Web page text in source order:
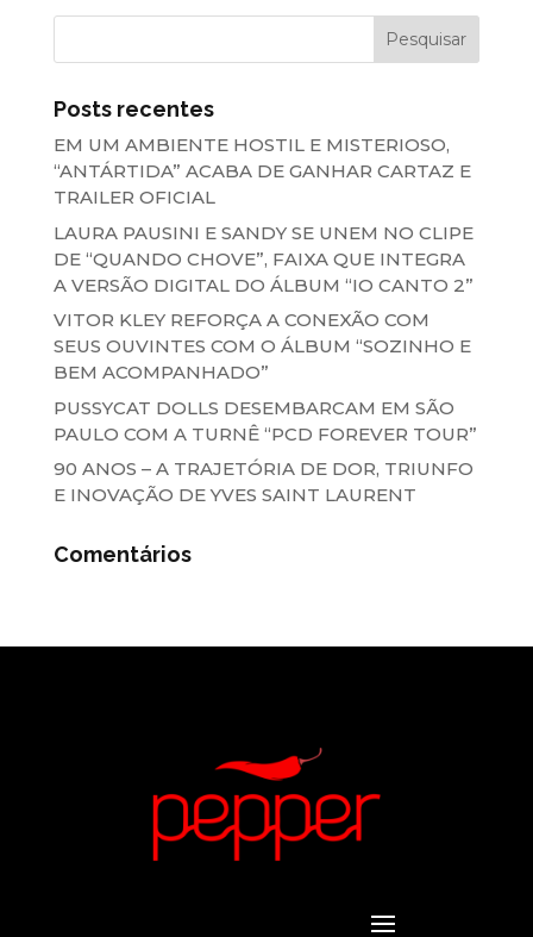
Posts recentes
EM UM AMBIENTE HOSTIL E MISTERIOSO,
“ANTÁRTIDA” ACABA DE GANHAR CARTAZ E
TRAILER OFICIAL
LAURA PAUSINI E SANDY SE UNEM NO CLIPE
DE “QUANDO CHOVE”, FAIXA QUE INTEGRA
A VERSÃO DIGITAL DO ÁLBUM “IO CANTO 2”
VITOR KLEY REFORÇA A CONEXÃO COM
SEUS OUVINTES COM O ÁLBUM “SOZINHO E
BEM ACOMPANHADO”
PUSSYCAT DOLLS DESEMBARCAM EM SÃO
PAULO COM A TURNÊ “PCD FOREVER TOUR”
90 ANOS – A TRAJETÓRIA DE DOR, TRIUNFO
E INOVAÇÃO DE YVES SAINT LAURENT
Comentários